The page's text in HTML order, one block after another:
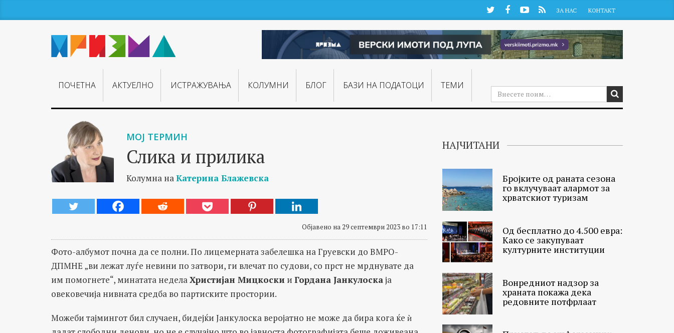
TwitterFacebookYouTube
RSS ЗА НАС КОНТАКТ
ПОЧЕТНА АКТУЕЛНО ИСТРАЖУВАЊA КОЛУМНИ БЛОГ БАЗИ НА ПОДАТОЦИ ТЕМИ
МОЈ ТЕРМИН
Слика и прилика
Колумна наКатерина Блажевска
Објавено на 29 септември 2023 во 17:11
Фото-албумот почна да се полни. По лицемерната забелешка на Груевски до ВМРО-
ДПМНЕ „ви лежат луѓе невини по затвори, ги влечат по судови, со прст не мрднувате да
им помогнете“, минатата неделаХристијан Мицкоски и Гордана Јанкулоскаја
овековечија нивната средба во партиските простории.
Можеби тајмингот бил случаен, бидејќи Јанкулоска веројатно не може да бира кога ќе ѝ
НАЈЧИТАНИ
Бројките од раната сезона
го вклучуваат алармот за
хрватскиот туризам
Од бесплатно до 4.500 евра:
Како се закупуваат
културните институции
Вонредниот надзор за
храната покажа дека
редовните потфрлаат